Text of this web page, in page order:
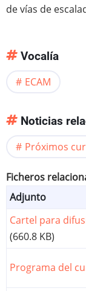
de vías de
Vocalía
ECAM
Noticias
Próximos
Ficheros
Adjunto
Cartel para
(660.8 KB)
Programa del